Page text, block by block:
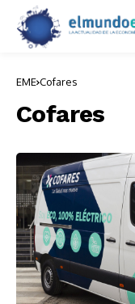
EME Cofares
Cofares